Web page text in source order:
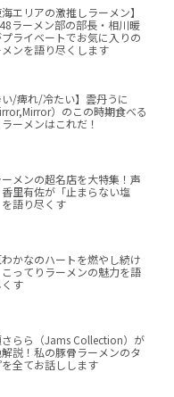
海エリアの激推しラーメン】
ラーメン部の部長・相川暖
ライベートでお気に入りの
メンを語り尽くします
い/痺れ/冷たい】雲丹うに
）のこの時期食べる
ーメンはこれだ！
メンの超名店を大特集！声
里有佐が「止まらない塩
語り尽くす
かなのハートを燃やし続け
ってりラーメンの魅力を語
くす
らら（Jams Collection）が
説！私の豚骨ラーメンのタ
全てお話しします